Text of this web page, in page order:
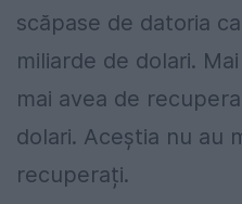
scăpase de datoria
miliarde de dolari.
mai avea de
dolari. Aceștia nu au
recuperați.